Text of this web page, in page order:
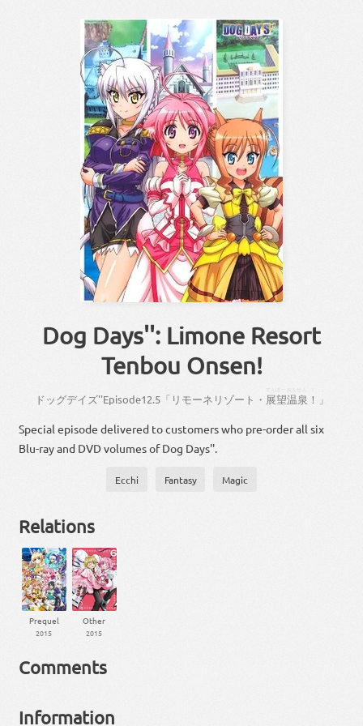
Dog Days'': Limone Resort
Tenbou Onsen!
ドッグデイズ''Episode12.5「 リモーネリゾート ・ 展望温泉 ！ 」
Special episode delivered to customers who pre-order all six
Blu-ray and DVD volumes of Dog Days''.
Ecchi Fantasy Magic
Relations
Prequel
2015
Other
2015
Comments
Information